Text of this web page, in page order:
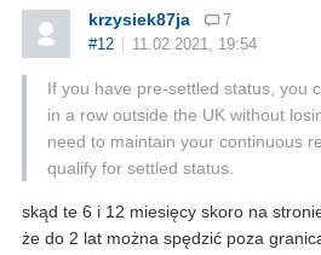
krzysiek87ja
7
#12
11.02.2021, 19:54
If you have pre-settled status, you
in a row outside the UK without
need to maintain your continuous
qualify for settled status.
skąd te 6 i 12 miesięcy skoro na
że do 2 lat można spędzić poza